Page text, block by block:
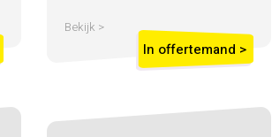
Bekijk >
In offertemand >